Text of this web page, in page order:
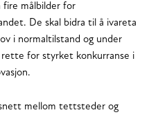
fire målbilder for
De skal bidra til å ivareta
i normaltilstand og under
rette for styrket konkurranse i
mellom tettsteder og